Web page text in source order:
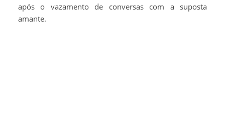
após o vazamento de conversas com a suposta
amante.